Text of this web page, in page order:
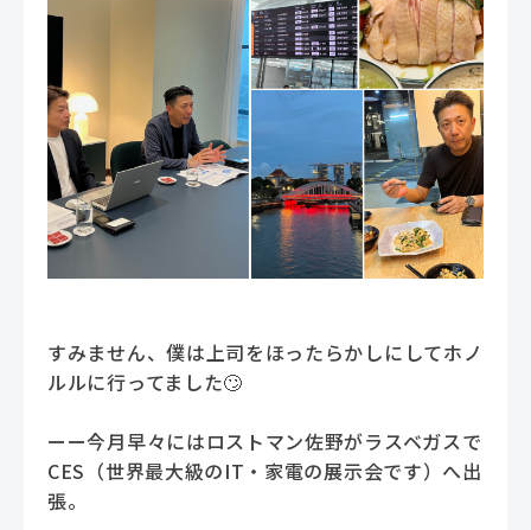
すみません、僕は上司をほったらかしにしてホノ
ルルに行ってました🙄
ーー今月早々にはロストマン佐野がラスベガスで
CES（世界最大級のIT・家電の展示会です）へ出
張。